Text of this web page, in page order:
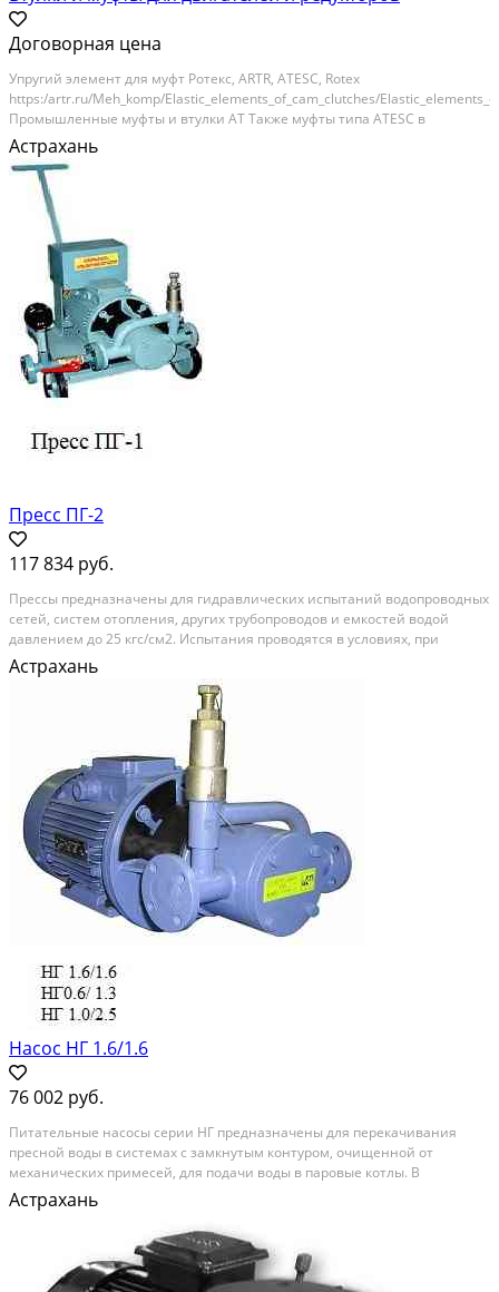
Договорная цена
Упругий элемент для муфт Ротекс, ARTR, ATESC, Rotex
https:/artr.ru/Meh_komp/Elastic_elements_of_cam_clutches/
Промышленные муфты и втулки AT Также муфты типа ATESC в
ассортименте. Зубчатые муфты SNL и втулки из полиамида Муфты ATFS,
ATGS, ATCHН Муфта звездочка
Астрахань
Пресс ПГ-2
117 834 руб.
Прессы предназначены для гидравлических испытаний водопроводных
сетей, систем отопления, других трубопроводов и емкостей водой
давлением до 25 кгс/см2. Испытания проводятся в условиях, при
которых температура среды, в которой расположены испытываемые под
давлением системы и температура воды...
Астрахань
Насос НГ 1.6/1.6
76 002 руб.
Питательные насосы серии НГ предназначены для перекачивания
пресной воды в системах с замкнутым контуром, очищенной от
механических примесей, для подачи воды в паровые котлы. В
перекачиваемой воде допускается наличие твёрдых частиц размером
не более 0, 1мм с концентрацией не более 0, 01%....
Астрахань